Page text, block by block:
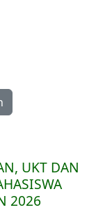
UKT DAN
2026